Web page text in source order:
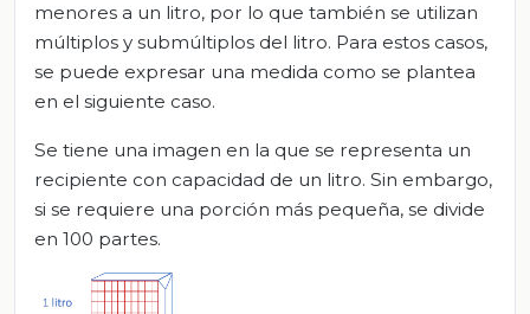
menores a un litro, por lo que también se utilizan
múltiplos y submúltiplos del litro. Para estos casos,
se puede expresar una medida como se plantea
en el siguiente caso.
Se tiene una imagen en la que se representa un
recipiente con capacidad de un litro. Sin embargo,
si se requiere una porción más pequeña, se divide
en 100 partes.